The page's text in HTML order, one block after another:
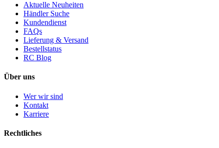
Aktuelle Neuheiten
Händler Suche
Kundendienst
FAQs
Lieferung & Versand
Bestellstatus
RC Blog
Über uns
Wer wir sind
Kontakt
Karriere
Rechtliches